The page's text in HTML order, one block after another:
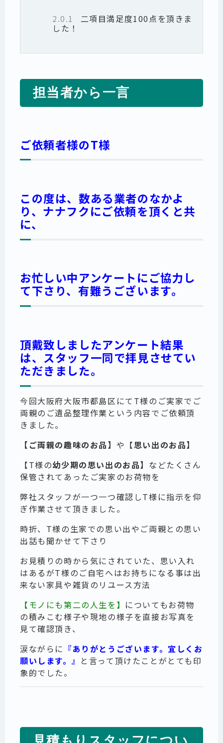
2.0.1 二項目満足度100点を頂きま
した！
担当者から一言
ご依頼者様のT様
この度は、数ある業者のなかよ
り、ナナフクにご依頼を頂くと共
に、
お忙しい中アンケートにご協力し
て下さり、有難うございます。
頂戴致しましたアンケート結果
は、スタッフ一同で拝見させてい
ただきました。
今回大阪府大阪市都島区にてT様のご実家でご
両親のご遺品整理作業という内容でご依頼頂
きました。
【ご両親の趣味のお品】 や【思い出のお品】
【T様の幼少期の思い出のお品】 などたくさん
保管されてあったご実家のお荷物を
弊社スタッフが一つ一つ確認しT様に指示を仰
ぎ作業させて頂きました。
時折、T様の生家での思い出やご両親との思い
出話も聞かせて下さり
お見積りの時から気にされていた、思い入れ
はあるがT様のご自宅へはお持ちになる事は出
来ない家具や雑貨のリユース方法
【モノにも第二の人生を】 についてもお荷物
の積みこむ様子や現地の様子を直接お写真を
見て確認頂き、
涙ながらに 『ありがとうございます。宜しくお
願いします。』 と言って頂けたことがとても印
象的でした。